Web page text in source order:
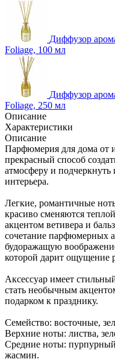
Диффузор
Foliage, 100 мл
Диффузор
Foliage, 250 мл
Описание
Характеристики
Описание
Парфюмерия для дома от
прекрасный способ
атмосферу и
интерьера.
Легкие, романтичные
красиво сменяются
акцентом ветивера и
сочетание парфюмерных
будоражащую
которой дарит ощущение
Аксессуар имеет
стать необычным
подарком к празднику.
Семейство: восточные,
Верхние ноты: листва,
Средние ноты:
жасмин.